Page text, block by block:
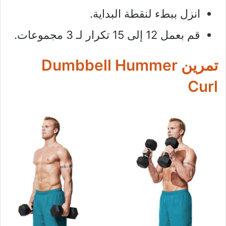
انزل ببطء لنقطة البداية.
قم بعمل 12 إلى 15 تكرار لـ 3 مجموعات.
تمرين Dumbbell Hummer
Curl